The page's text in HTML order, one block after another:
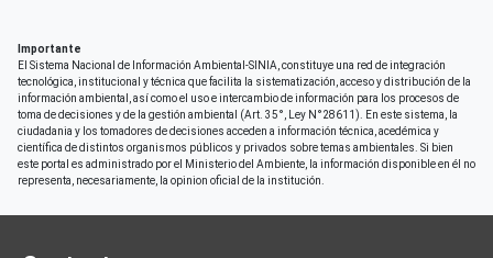
Importante
El Sistema Nacional de Información Ambiental-SINIA, constituye una red de integración
tecnológica, institucional y técnica que facilita la sistematización, acceso y distribución de la
información ambiental, así como el uso e intercambio de información para los procesos de
toma de decisiones y de la gestión ambiental (Art. 35°, Ley N°28611). En este sistema, la
ciudadania y los tomadores de decisiones acceden a información técnica, acedémica y
científica de distintos organismos públicos y privados sobre temas ambientales. Si bien
este portal es administrado por el Ministerio del Ambiente, la información disponible en él no
representa, necesariamente, la opinion oficial de la institución.